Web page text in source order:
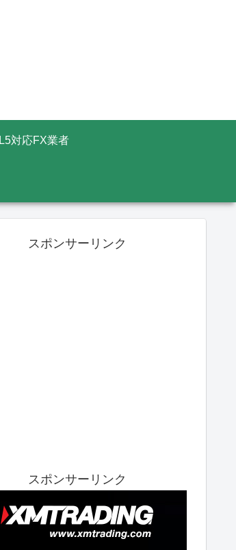
対応FX業者
スポンサーリンク
スポンサーリンク